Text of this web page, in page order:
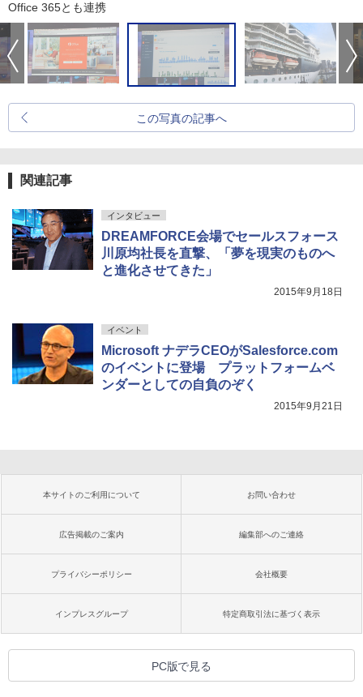
Office 365とも連携
この写真の記事へ
関連記事
インタビュー
DREAMFORCE会場でセールスフォース
川原均社長を直撃、「夢を現実のものへ
と進化させてきた」
2015年9月18日
イベント
Microsoft ナデラCEOがSalesforce.com
のイベントに登場 プラットフォームベ
ンダーとしての自負のぞく
2015年9月21日
本サイトのご利用について お問い合わせ
広告掲載のご案内 編集部へのご連絡
プライバシーポリシー 会社概要
インプレスグループ 特定商取引法に基づく表示
PC版で見る